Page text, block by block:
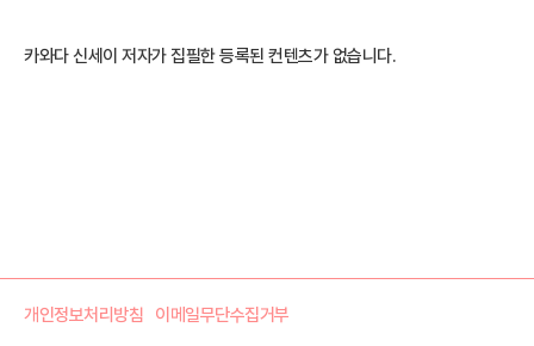
카와다 신세이 저자가 집필한 등록된 컨텐츠가 없습니다.
개인정보처리방침 이메일무단수집거부